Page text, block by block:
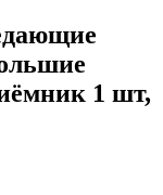
1 шт,